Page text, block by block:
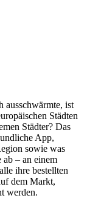
ausschwärmte, ist
Städten
Städter? Das
App,
sowie was
ab – an einem
ihre bestellten
dem Markt,
werden.